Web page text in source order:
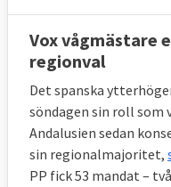
Vox vågmästare
regionval
Det spanska
söndagen sin roll som
Andalusien sedan
sin regionalmajoritet,
PP fick 53 mandat –